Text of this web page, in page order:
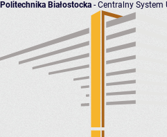
Politechnika Białostocka - Centralny System